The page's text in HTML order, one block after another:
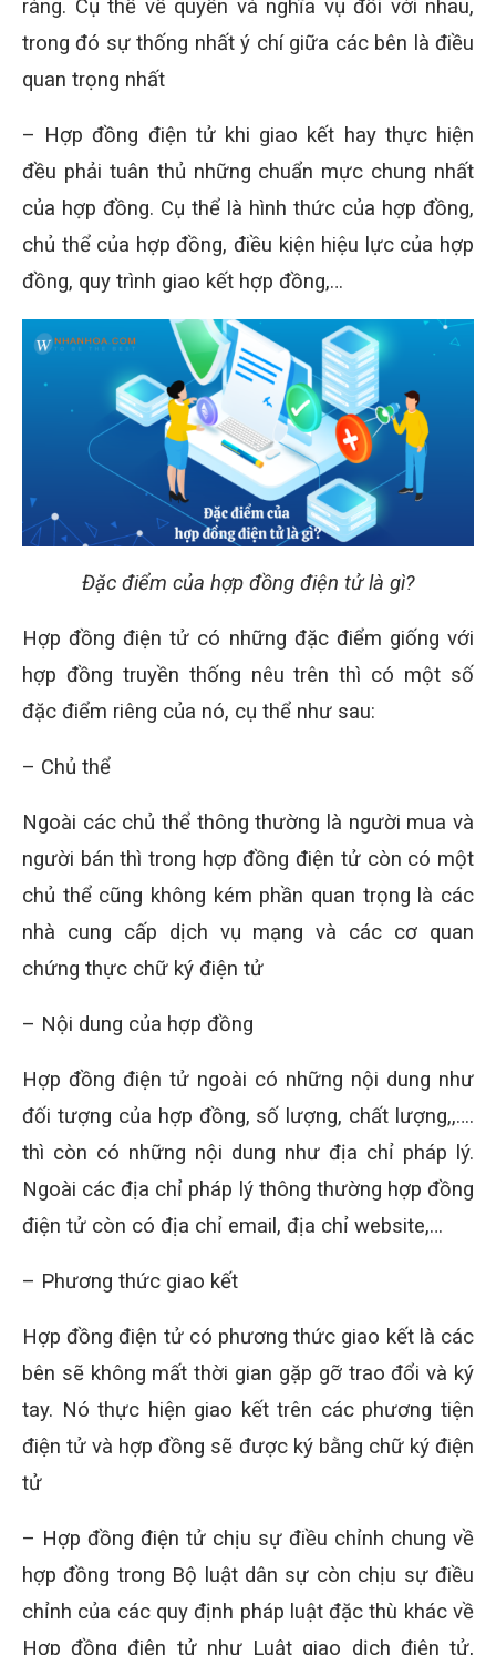
ràng. Cụ thể về quyền và nghĩa vụ đối với nhau,
trong đó sự thống nhất ý chí giữa các bên là điều
quan trọng nhất
– Hợp đồng điện tử khi giao kết hay thực hiện
đều phải tuân thủ những chuẩn mực chung nhất
của hợp đồng. Cụ thể là hình thức của hợp đồng,
chủ thể của hợp đồng, điều kiện hiệu lực của hợp
đồng, quy trình giao kết hợp đồng,…
Đặc điểm của hợp đồng điện tử là gì?
Hợp đồng điện tử có những đặc điểm giống với
hợp đồng truyền thống nêu trên thì có một số
đặc điểm riêng của nó, cụ thể như sau:
– Chủ thể
Ngoài các chủ thể thông thường là người mua và
người bán thì trong hợp đồng điện tử còn có một
chủ thể cũng không kém phần quan trọng là các
nhà cung cấp dịch vụ mạng và các cơ quan
chứng thực chữ ký điện tử
– Nội dung của hợp đồng
Hợp đồng điện tử ngoài có những nội dung như
đối tượng của hợp đồng, số lượng, chất lượng,,….
thì còn có những nội dung như địa chỉ pháp lý.
Ngoài các địa chỉ pháp lý thông thường hợp đồng
điện tử còn có địa chỉ email, địa chỉ website,…
– Phương thức giao kết
Hợp đồng điện tử có phương thức giao kết là các
bên sẽ không mất thời gian gặp gỡ trao đổi và ký
tay. Nó thực hiện giao kết trên các phương tiện
điện tử và hợp đồng sẽ được ký bằng chữ ký điện
tử
– Hợp đồng điện tử chịu sự điều chỉnh chung về
hợp đồng trong Bộ luật dân sự còn chịu sự điều
chỉnh của các quy định pháp luật đặc thù khác về
Hợp đồng điện tử như Luật giao dịch điện tử,